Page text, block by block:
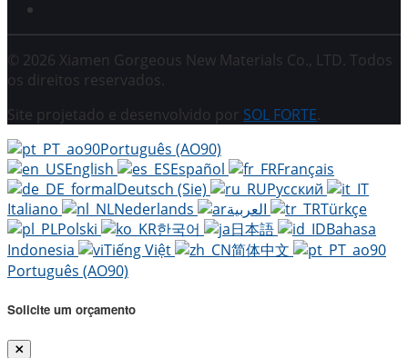
© 2026 Xiamen Gorgeous New Materials Co., LTD. Todos
os direitos reservados.
Site projetado e desenvolvido por SOL FORTE.
Português (AO90)
English
Español
Français
Deutsch (Sie)
Русский
Italiano
Nederlands
Türkçe
Polski
한국어 日本語
Bahasa
Indonesia
Tiếng Việt
简体中文
Português (AO90)
Solicite um orçamento